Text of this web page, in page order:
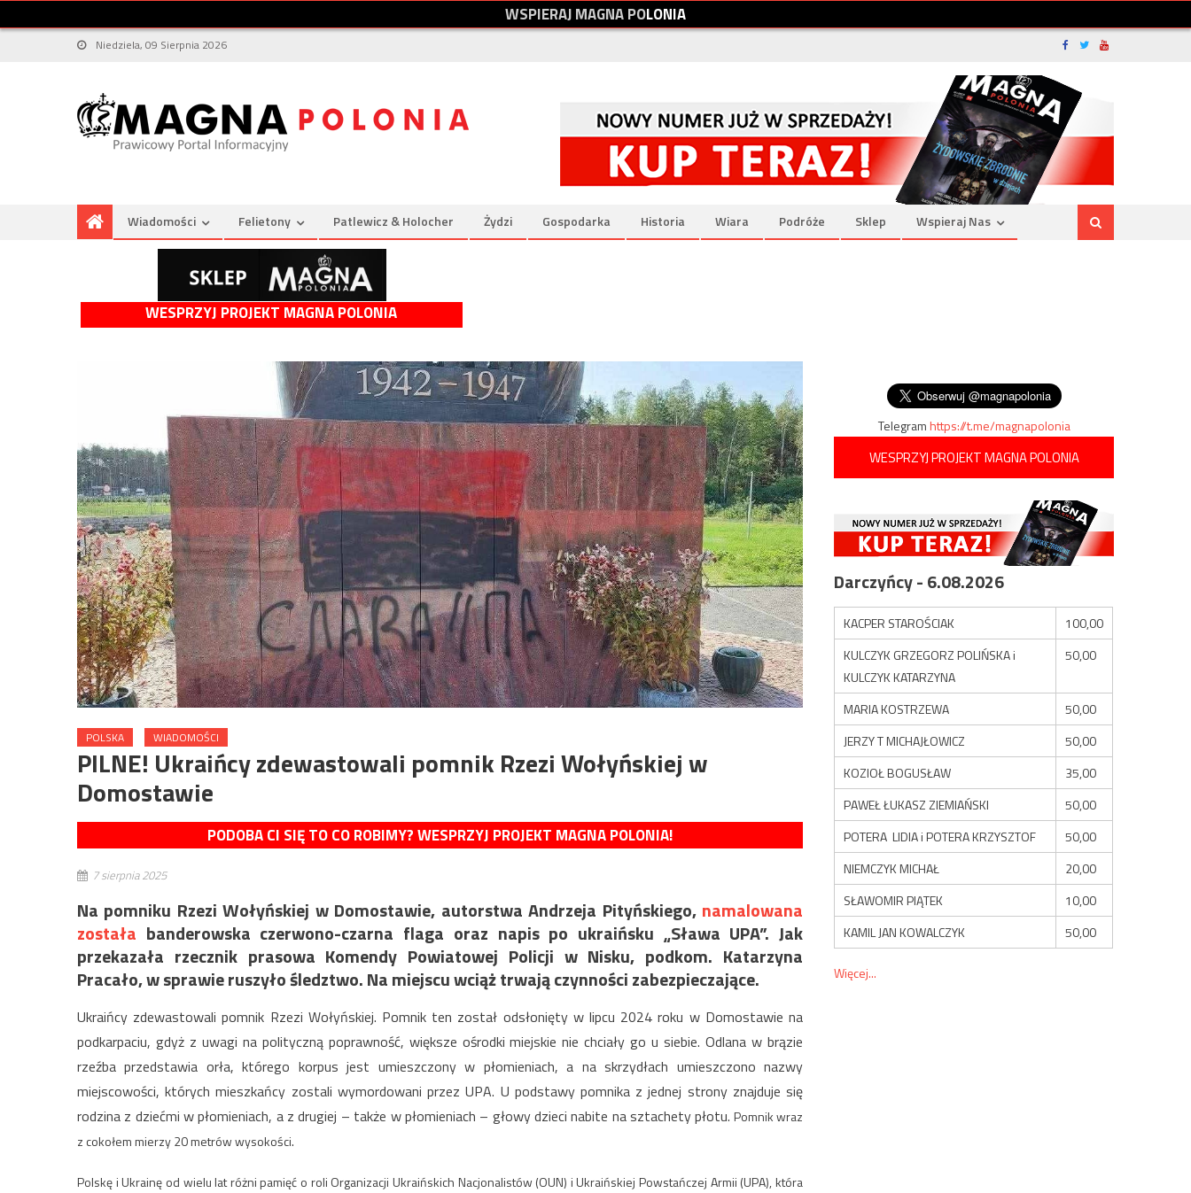
WSPIERAJMAGNAPOLONIA
Niedziela, 09 Sierpnia 2026
Wiadomości Felietony Patlewicz & Holocher Żydzi Gospodarka Historia Wiara Podróże Sklep Wspieraj Nas
WESPRZYJ PROJEKT MAGNA POLONIA
POLSKA WIADOMOŚCI
PILNE! Ukraińcy zdewastowali pomnik Rzezi Wołyńskiej w
Domostawie
PODOBA CI SIĘ TO CO ROBIMY? WESPRZYJ PROJEKT MAGNA POLONIA!
7 sierpnia 2025
Na pomniku Rzezi Wołyńskiej w Domostawie, autorstwa Andrzeja Pityńskiego, namalowana
została banderowska czerwono-czarna flaga oraz napis po ukraińsku „Sława UPA”. Jak
przekazała rzecznik prasowa Komendy Powiatowej Policji w Nisku, podkom. Katarzyna
Pracało, w sprawie ruszyło śledztwo. Na miejscu wciąż trwają czynności zabezpieczające.
Ukraińcy zdewastowali pomnik Rzezi Wołyńskiej. Pomnik ten został odsłonięty w lipcu 2024 roku w Domostawie na
podkarpaciu, gdyż z uwagi na polityczną poprawność, większe ośrodki miejskie nie chciały go u siebie. Odlana w brązie
rzeźba przedstawia orła, którego korpus jest umieszczony w płomieniach, a na skrzydłach umieszczono nazwy
miejscowości, których mieszkańcy zostali wymordowani przez UPA. U podstawy pomnika z jednej strony znajduje się
rodzina z dziećmi w płomieniach, a z drugiej – także w płomieniach – głowy dzieci nabite na sztachety płotu. Pomnik wraz
z cokołem mierzy 20 metrów wysokości.
Polskę i Ukrainę od wielu lat różni pamięć o roli Organizacji Ukraińskich Nacjonalistów (OUN) i Ukraińskiej Powstańczej Armii (UPA), która
Telegramhttps://t.me/magnapolonia
WESPRZYJ PROJEKT MAGNA POLONIA
Darczyńcy - 6.08.2026
KACPER STAROŚCIAK
100,00
KULCZYK GRZEGORZ POLIŃSKA i
KULCZYK KATARZYNA
50,00
MARIA KOSTRZEWA
50,00
JERZY T MICHAJŁOWICZ
50,00
KOZIOŁ BOGUSŁAW
35,00
PAWEŁ ŁUKASZ ZIEMIAŃSKI
50,00
POTERA LIDIA i POTERA KRZYSZTOF
50,00
NIEMCZYK MICHAŁ
20,00
SŁAWOMIR PIĄTEK
10,00
KAMIL JAN KOWALCZYK
50,00
Więcej...